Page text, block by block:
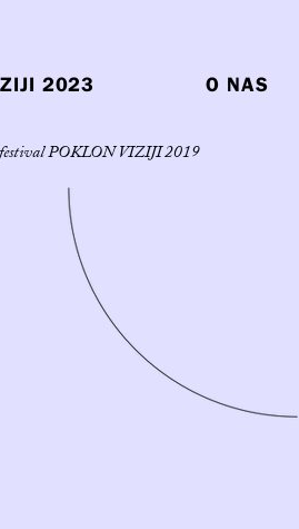
2023 O NAS
festival POKLON VIZIJI 2019